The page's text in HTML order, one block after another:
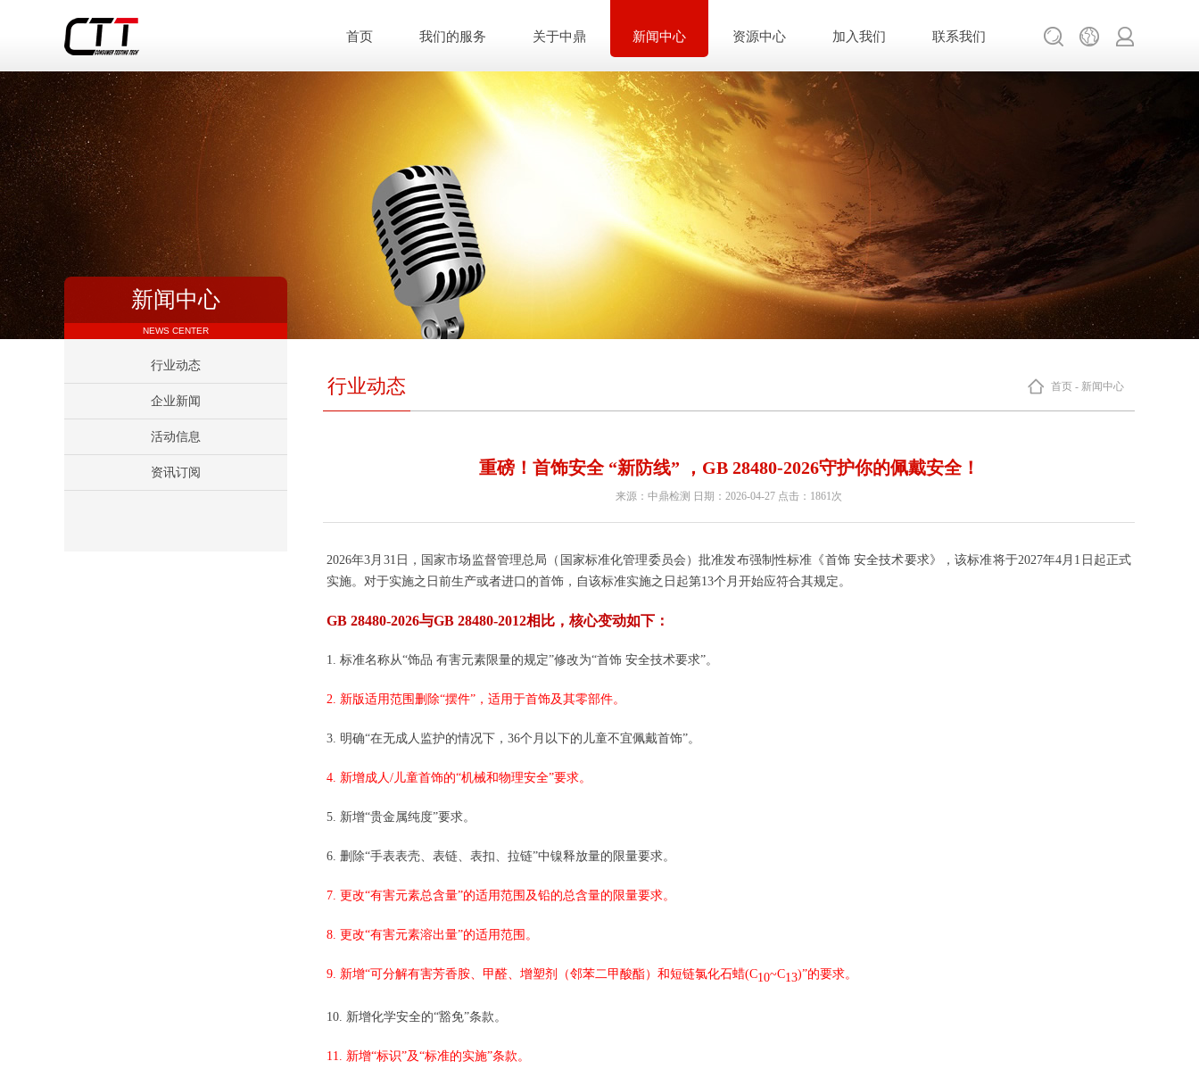
首页 我们的服务 关于中鼎 新闻中心 资源中心 加入我们 联系我们
新闻中心
NEWS CENTER
行业动态
企业新闻
活动信息
资讯订阅
行业动态 首页 - 新闻中心
重磅！首饰安全 “新防线” ，GB 28480-2026守护你的佩戴安全！
来源：中鼎检测 日期：2026-04-27 点击：1861次
2026年3月31日，国家市场监督管理总局（国家标准化管理委员会）批准发布强制性标准《首饰 安全技术要求》，该标准将于2027年4月1日起正式
实施。对于实施之日前生产或者进口的首饰，自该标准实施之日起第13个月开始应符合其规定。
GB 28480-2026与GB 28480-2012相比，核心变动如下：
1. 标准名称从“饰品 有害元素限量的规定”修改为“首饰 安全技术要求”。
2. 新版适用范围删除“摆件”，适用于首饰及其零部件。
3. 明确“在无成人监护的情况下，36个月以下的儿童不宜佩戴首饰”。
4. 新增成人/儿童首饰的“机械和物理安全”要求。
5. 新增“贵金属纯度”要求。
6. 删除“手表表壳、表链、表扣、拉链”中镍释放量的限量要求。
7. 更改“有害元素总含量”的适用范围及铅的总含量的限量要求。
8. 更改“有害元素溶出量”的适用范围。
9. 新增“可分解有害芳香胺、甲醛、增塑剂（邻苯二甲酸酯）和短链氯化石蜡(C10~C13)”的要求。
10. 新增化学安全的“豁免”条款。
11. 新增“标识”及“标准的实施”条款。